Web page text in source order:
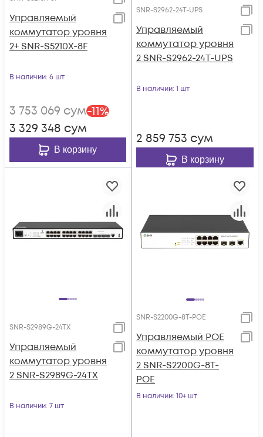
Управляемый
коммутатор уровня
2+ SNR-S5210X-8F
В наличии: 6 шт
3 753 069 сум-11%
3 329 348 сум
В корзину
SNR-S2962-24T-UPS
Управляемый
коммутатор уровня
2 SNR-S2962-24T-UPS
В наличии: 1 шт
2 859 753 сум
В корзину
SNR-S2989G-24TX
Управляемый
коммутатор уровня
2 SNR-S2989G-24TX
В наличии: 7 шт
SNR-S2200G-8T-POE
Управляемый POE
коммутатор уровня
2 SNR-S2200G-8T-
POE
В наличии: 10+ шт